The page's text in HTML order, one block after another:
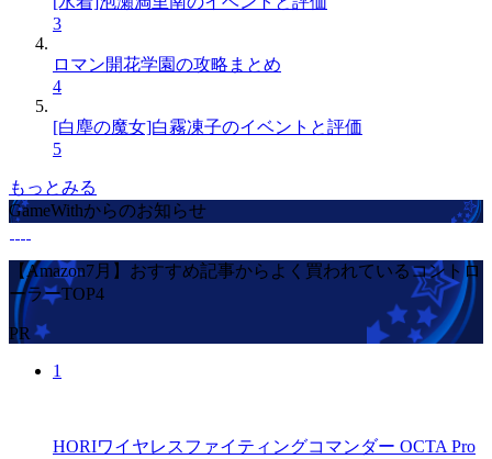
3
ロマン開花学園の攻略まとめ
4
[白塵の魔女]白霧凍子のイベントと評価
5
もっとみる
GameWithからのお知らせ
【Amazon7月】おすすめ記事からよく買われているコントロ
ーラーTOP4
PR
1
HORIワイヤレスファイティングコマンダー OCTA Pro